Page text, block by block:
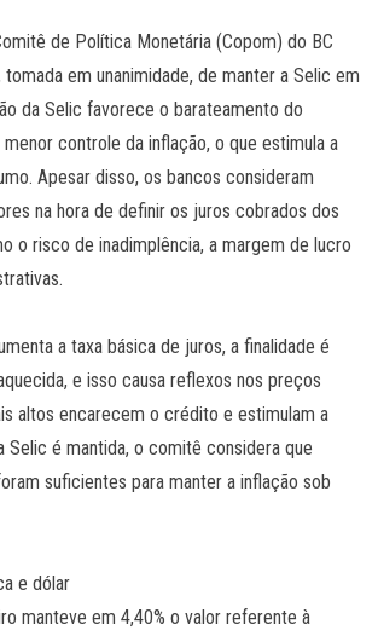
de Política Monetária (Copom) do BC
tomada em unanimidade, de manter a Selic em
da Selic favorece o barateamento do
controle da inflação, o que estimula a
Apesar disso, os bancos consideram
na hora de definir os juros cobrados dos
o risco de inadimplência, a margem de lucro
a taxa básica de juros, a finalidade é
e isso causa reflexos nos preços
altos encarecem o crédito e estimulam a
Selic é mantida, o comitê considera que
suficientes para manter a inflação sob
e dólar
manteve em 4,40% o valor referente à